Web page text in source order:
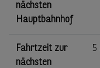
nächsten
Hauptbahnhof
Fahrtzeit zur
nächsten
5